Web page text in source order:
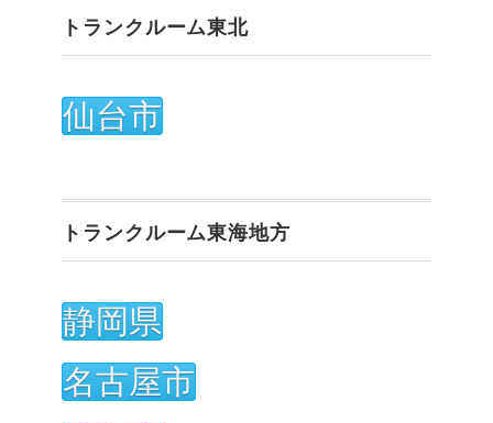
トランクルーム東北
仙台市
トランクルーム東海地方
静岡県
名古屋市